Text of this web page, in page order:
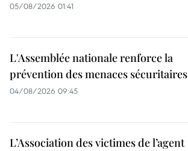
05/08/2026 01:41
L'Assemblée nationale renforce la
prévention des menaces sécuritaires
04/08/2026 09:45
L’Association des victimes de l’agent